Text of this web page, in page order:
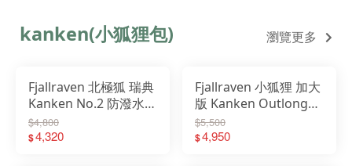
kanken(小狐狸包) 瀏覽更多
Fjallraven 北極狐 瑞典
Kanken No.2 防潑水
G-1000 後背包 空肯包
23565
$4,800
$4,320
Fjallraven 小狐狸 加大
版 Kanken Outlong
18L 空肯後背包 背包
書包 23200251
$5,500
$4,950